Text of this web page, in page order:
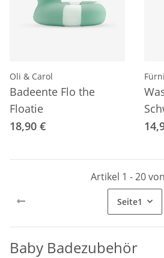
Oli & Carol
Badeente Flo the
Floatie
18,90 €
Artikel 1 - 20
Seite1
Baby Badezubehör